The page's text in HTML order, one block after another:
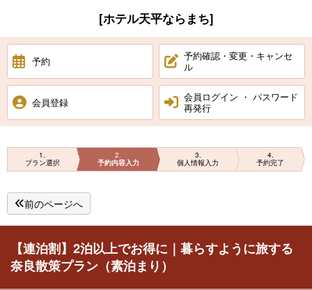
[ホテル天平ならまち]
予約
予約確認・変更・キャンセ
ル
会員登録
会員ログイン ・ パスワード
再発行
1
プラン選択
2
予約内容入力
3
個人情報入力
4
予約完了
前のページへ
【連泊割】2泊以上でお得に｜暮らすように旅する
奈良散策プラン（素泊まり）